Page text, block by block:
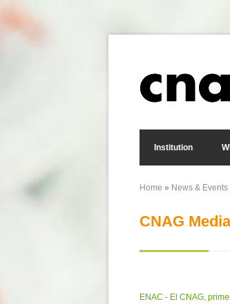
Institution
Search form
You are here
Home » News & Events
CNAG Media
ENAC - El CNAG,